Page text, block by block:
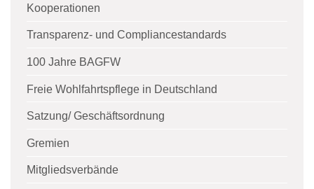
Kooperationen
Transparenz- und Compliancestandards
100 Jahre BAGFW
Freie Wohlfahrtspflege in Deutschland
Satzung/ Geschäftsordnung
Gremien
Mitgliedsverbände